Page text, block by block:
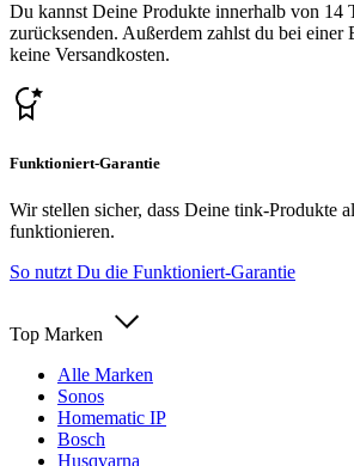
Du kannst Deine Produkte innerhalb von 14
zurücksenden. Außerdem zahlst du bei einer
keine Versandkosten.
Funktioniert-Garantie
Wir stellen sicher, dass Deine tink-Produkte
funktionieren.
So nutzt Du die Funktioniert-Garantie
Top Marken
Alle Marken
Sonos
Homematic IP
Bosch
Husqvarna